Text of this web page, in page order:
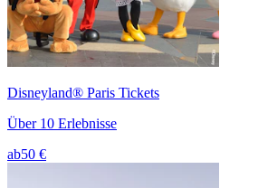
Disneyland® Paris Tickets
Über 10 Erlebnisse
ab50 €